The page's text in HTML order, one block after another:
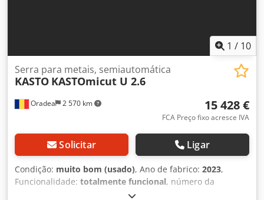
1 / 10
Oradea 2 570 km
Serra para metais, semiautomática
KASTO KASTOmicut U 2.6
15 428 €
FCA Preço fixo acresce IVA
Solicitar Ligar
Condição: muito bom (usado), Ano de fabrico: 2023,
Funcionalidade: totalmente funcional, número da
6153102135, Serra de fita de arco semi-